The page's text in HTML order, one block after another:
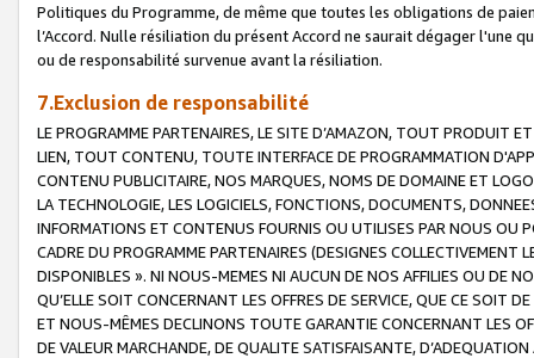
Politiques du Programme, de même que toutes les obligations de
l’Accord. Nulle résiliation du présent Accord ne saurait dégager l'une
ou de responsabilité survenue avant la résiliation.
7.Exclusion de responsabilité
LE PROGRAMME PARTENAIRES, LE SITE D’AMAZON, TOUT PRODUIT
LIEN, TOUT CONTENU, TOUTE INTERFACE DE PROGRAMMATION
CONTENU PUBLICITAIRE, NOS MARQUES, NOMS DE DOMAINE ET
LA TECHNOLOGIE, LES LOGICIELS, FONCTIONS, DOCUMENTS,
INFORMATIONS ET CONTENUS FOURNIS OU UTILISES PAR NOUS OU
CADRE DU PROGRAMME PARTENAIRES (DESIGNES COLLECTIVEMENT
DISPONIBLES ». NI NOUS-MEMES NI AUCUN DE NOS AFFILIES OU DE
QU’ELLE SOIT CONCERNANT LES OFFRES DE SERVICE, QUE CE SOIT
ET NOUS-MÊMES DECLINONS TOUTE GARANTIE CONCERNANT LES
DE VALEUR MARCHANDE, DE QUALITE SATISFAISANTE,